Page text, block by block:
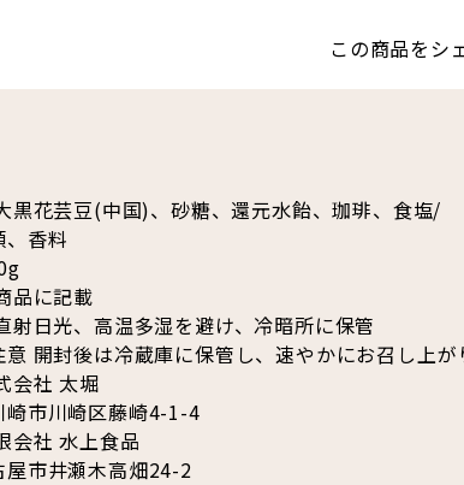
この商品をシ
黒花芸豆(中国)、砂糖、還元水飴、珈琲、食塩/
、香料
品に記載
射日光、高温多湿を避け、冷暗所に保管
開封後は冷蔵庫に保管し、速やかにお召し上が
会社 太堀
崎市川崎区藤崎4-1-4
会社 水上食品
屋市井瀬木高畑24-2